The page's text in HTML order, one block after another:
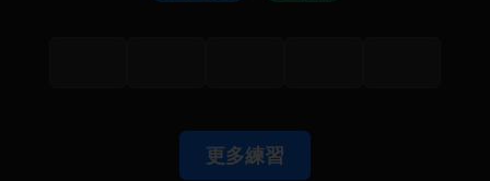
更多練習